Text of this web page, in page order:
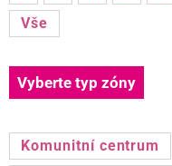
Vše
Vyberte typ zóny
Komunitní centrum